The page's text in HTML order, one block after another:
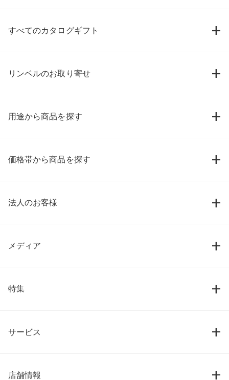
すべてのカタログギフト
リンベルのお取り寄せ
用途から商品を探す
価格帯から商品を探す
法人のお客様
メディア
特集
サービス
店舗情報